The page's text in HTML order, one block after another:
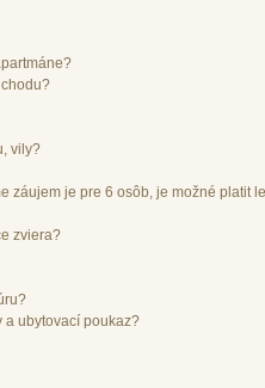
vily?
záujem je pre 6 osôb, je možné platit
zviera?
a ubytovací poukaz?